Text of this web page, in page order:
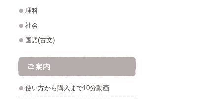
理科
社会
国語(古文)
使い方から購入まで10分動画